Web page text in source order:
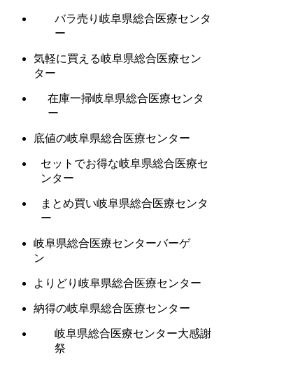
バラ売り岐阜県総合医療センタ
ー
気軽に買える岐阜県総合医療セン
ター
在庫一掃岐阜県総合医療センタ
ー
底値の岐阜県総合医療センター
セットでお得な岐阜県総合医療セ
ンター
まとめ買い岐阜県総合医療センタ
ー
岐阜県総合医療センターバーゲ
ン
よりどり岐阜県総合医療センター
納得の岐阜県総合医療センター
岐阜県総合医療センター大感謝
祭